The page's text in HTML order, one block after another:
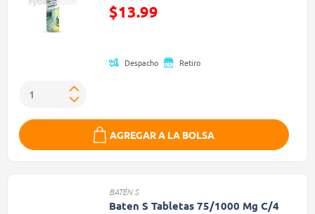
Precio reducido de
$13.99
Despacho Retiro
AGREGAR A LA BOLSA
BATÉN S
Baten S Tabletas 75/1000 Mg C/4